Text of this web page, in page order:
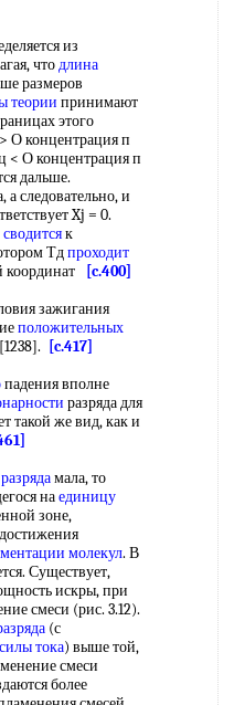
из
чтодлина
размеров
теории принимают
этого
О концентрация п
< О концентрация п
дальше.
следовательно, и
Xj = 0.
к
Тдпроходит
координат
[c.400]
зажигания
положительных
[c.417]
падения вполне
разряда для
такой же вид, как и
мала, то
наединицу
зоне,
молекул. В
Существует,
искры, при
смеси (рис. 3.12).
(с
силы тока) выше той,
смеси
более